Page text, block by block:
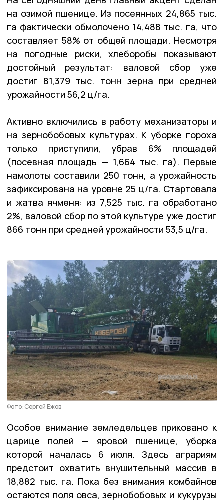
на озимой пшенице. Из посеянных 24,865 тыс.
га фактически обмолочено 14,488 тыс. га, что
составляет 58% от общей площади. Несмотря
на погодные риски, хлеборобы показывают
достойный результат: валовой сбор уже
достиг 81,379 тыс. тонн зерна при средней
урожайности 56,2 ц/га.
Активно включились в работу механизаторы и
на зернобобовых культурах. К уборке гороха
только приступили, убрав 6% площадей
(посевная площадь — 1,664 тыс. га). Первые
намолоты составили 250 тонн, а урожайность
зафиксирована на уровне 25 ц/га. Стартовала
и жатва ячменя: из 7,525 тыс. га обработано
2%, валовой сбор по этой культуре уже достиг
866 тонн при средней урожайности 53,5 ц/га.
Фото: Сергей Ежов
Особое внимание земледельцев приковано к
царице полей — яровой пшенице, уборка
которой началась 6 июля. Здесь аграриям
предстоит охватить внушительный массив в
18,882 тыс. га. Пока без внимания комбайнов
остаются поля овса, зернобобовых и кукурузы